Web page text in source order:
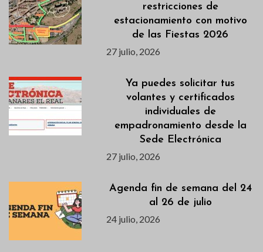
restricciones de
estacionamiento con motivo
de las Fiestas 2026
27 julio, 2026
Ya puedes solicitar tus
volantes y certificados
individuales de
empadronamiento desde la
Sede Electrónica
27 julio, 2026
Agenda fin de semana del 24
al 26 de julio
24 julio, 2026